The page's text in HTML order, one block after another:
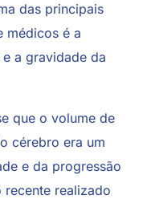
das principais
médicos é a
a gravidade da
que o volume de
cérebro era um
e da progressão
recente realizado